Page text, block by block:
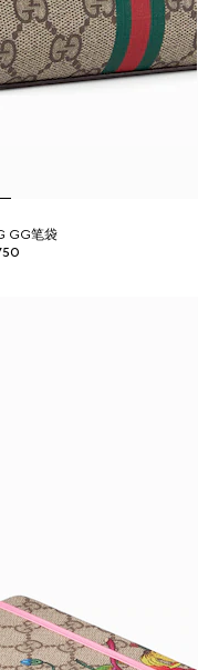
GG笔袋